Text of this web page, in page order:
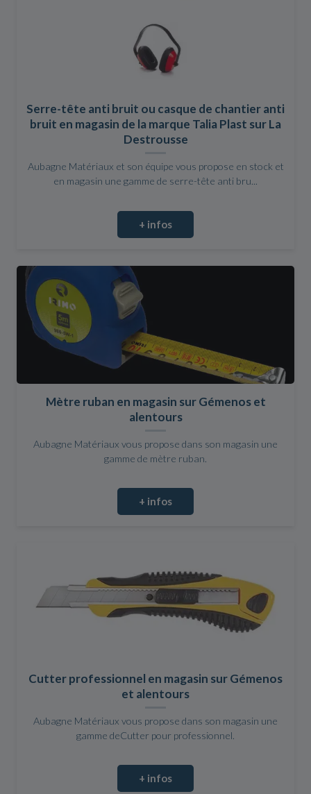
Serre-tête anti bruit ou casque de chantier anti
bruit en magasin de la marque Talia Plast sur La
Destrousse
Aubagne Matériaux et son équipe vous propose en stock et
en magasin une gamme de serre-tête anti bru...
+ infos
Mètre ruban en magasin sur Gémenos et
alentours
Aubagne Matériaux vous propose dans son magasin une
gamme de mètre ruban.
+ infos
Cutter professionnel en magasin sur Gémenos
et alentours
Aubagne Matériaux vous propose dans son magasin une
gamme deCutter pour professionnel.
+ infos